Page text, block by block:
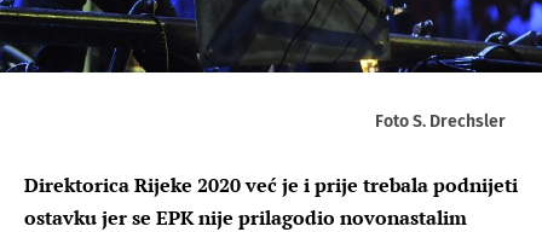
Foto S. Drechsler
Direktorica Rijeke 2020 već je i prije trebala podnijeti
ostavku jer se EPK nije prilagodio novonastalim